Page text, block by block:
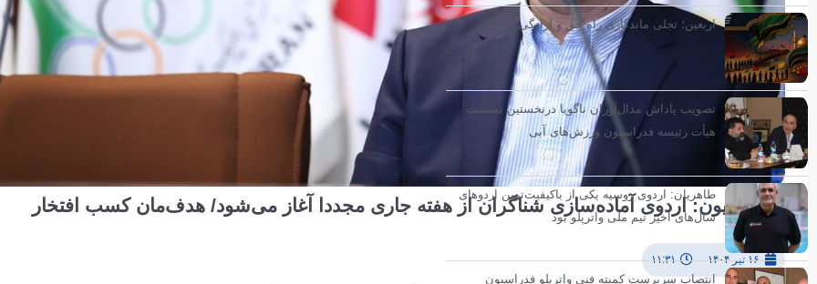
اسکندریون: اردو‌ی آماده‌سازی شناگران از هفته جاری مجددا آغاز می‌شود/ هدف‌مان کسب افتخار
است
۱۶ تیر ۱۴۰۴ ۱۱:۳۱
اربعین؛ تجلی ماندگاری راه حق و آزادگی
تصویب پاداش مدال‌آوران ناگویا درنخستین نشست
هیأت رئیسه فدراسیون ورزش‌های آبی
طاهریان: اردوی روسیه یکی از باکیفیت‌ترین اردوهای
سال‌های اخیر تیم ملی واترپلو بود
انتصاب سرپرست کمیته فنی واترپلو فدراسیون